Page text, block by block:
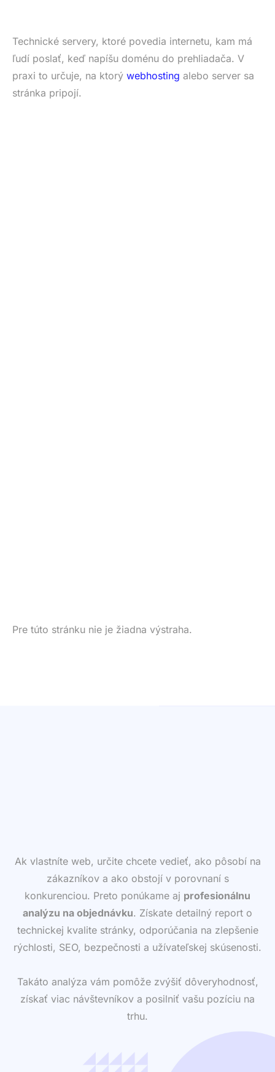
Technické servery, ktoré povedia internetu, kam má
ľudí poslať, keď napíšu doménu do prehliadača. V
praxi to určuje, na ktorý webhosting alebo server sa
stránka pripojí.
Pre túto stránku nie je žiadna výstraha.
Ak vlastníte web, určite chcete vedieť, ako pôsobí na
zákazníkov a ako obstojí v porovnaní s
konkurenciou. Preto ponúkame aj profesionálnu
analýzu na objednávku. Získate detailný report o
technickej kvalite stránky, odporúčania na zlepšenie
rýchlosti, SEO, bezpečnosti a užívateľskej skúsenosti.
Takáto analýza vám pomôže zvýšiť dôveryhodnosť,
získať viac návštevníkov a posilniť vašu pozíciu na
trhu.